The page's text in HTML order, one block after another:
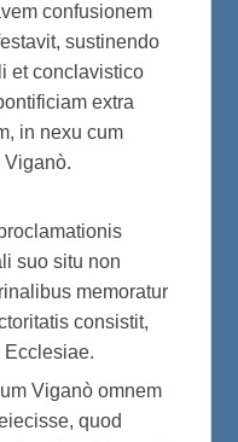
confusionem
sustinendo
et conclavistico
extra
in nexu cum
Viganò.
suo situ non
memoratur
consistit,
Viganò omnem
quod